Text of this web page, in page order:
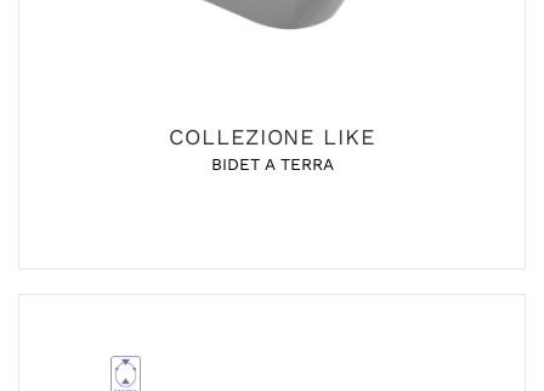
COLLEZIONE LIKE
BIDET A TERRA